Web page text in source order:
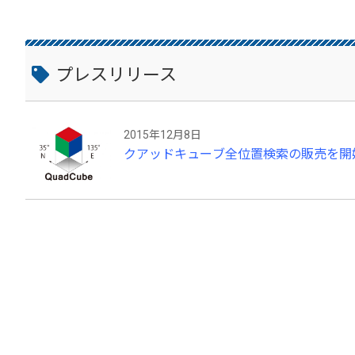
プレスリリース
2015年12月8日
クアッドキューブ全位置検索の販売を開